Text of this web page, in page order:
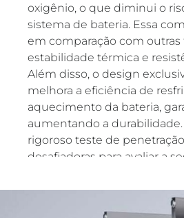
oxigênio, o que diminui o
sistema de bateria. Essa
em comparação com
estabilidade térmica e
Além disso, o design
melhora a eficiência de
aquecimento da bateria,
aumentando a
rigoroso teste de
desafiadoras para avaliar a
fumaça, destacando-se